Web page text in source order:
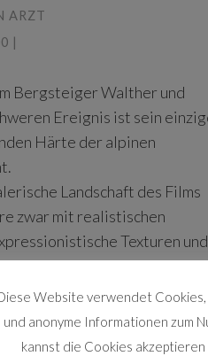
ARZT
|
Bergsteiger Walther und
Ereignis ist sein
Härte der alpinen
Landschaft des Films
zwar mit realistischen
Texturen und
eigenständigen Stil zu
des westlichen
visuelle Methoden
Erinnerung, Wahn und
Website verwendet
und anonyme Informationen zum
kannst die Cookies